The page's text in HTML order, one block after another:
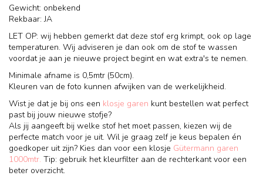
Gewicht: onbekend
Rekbaar: JA
LET OP: wij hebben gemerkt dat deze stof erg krimpt, ook op lage
temperaturen. Wij adviseren je dan ook om de stof te wassen
voordat je aan je nieuwe project begint en wat extra's te nemen.
Minimale afname is 0,5mtr (50cm).
Kleuren van de foto kunnen afwijken van de werkelijkheid.
Wist je dat je bij ons een klosje garen kunt bestellen wat perfect
past bij jouw nieuwe stofje?
Als jij aangeeft bij welke stof het moet passen, kiezen wij de
perfecte match voor je uit. Wil je graag zelf je keus bepalen én
goedkoper uit zijn? Kies dan voor een klosje Gütermann garen
1000mtr. Tip: gebruik het kleurfilter aan de rechterkant voor een
beter overzicht.